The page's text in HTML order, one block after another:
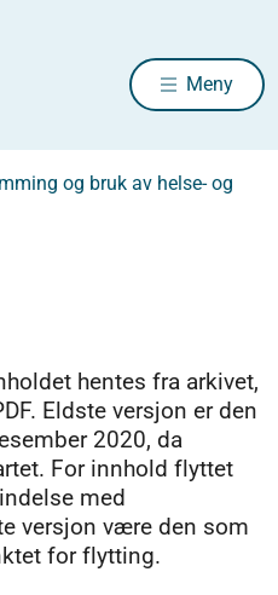
Meny
og bruk av helse- og
hentes fra arkivet,
Eldste versjon er den
2020, da
For innhold flyttet
med
versjon være den som
for flytting.